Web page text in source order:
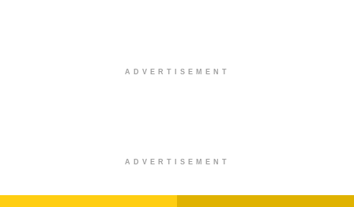
ADVERTISEMENT
ADVERTISEMENT